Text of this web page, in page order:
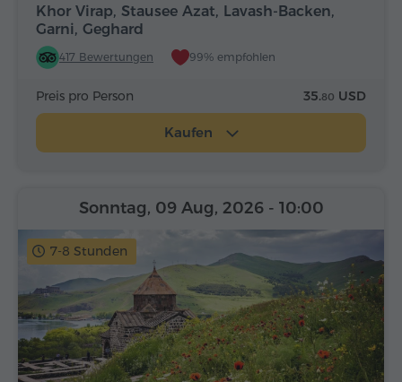
Khor Virap, Stausee Azat, Lavash-Backen,
Garni, Geghard
417 Bewertungen 99% empfohlen
Preis pro Person 35.80 USD
Kaufen
7-8 Stunden
Sonntag, 09 Aug, 2026 - 10:00